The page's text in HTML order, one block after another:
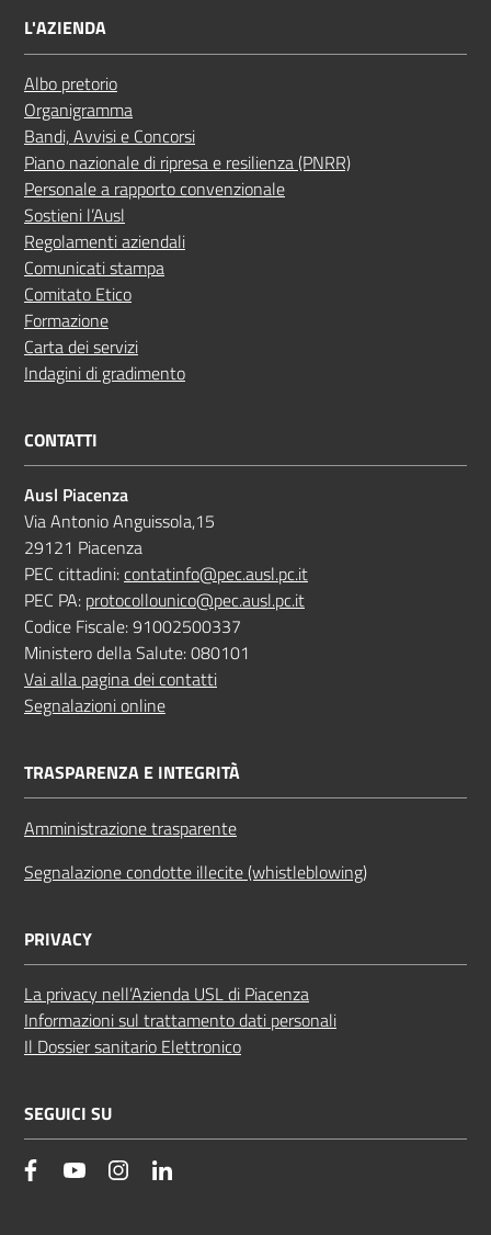
L'AZIENDA
Albo pretorio
Organigramma
Bandi, Avvisi e Concorsi
Piano nazionale di ripresa e resilienza (PNRR)
Personale a rapporto convenzionale
Sostieni l’Ausl
Regolamenti aziendali
Comunicati stampa
Comitato Etico
Formazione
Carta dei servizi
Indagini di gradimento
CONTATTI
Ausl Piacenza
Via Antonio Anguissola,15
29121 Piacenza
PEC cittadini:contatinfo@pec.ausl.pc.it
PEC PA: protocollounico@pec.ausl.pc.it
Codice Fiscale: 91002500337
Ministero della Salute: 080101
Vai alla pagina dei contatti
Segnalazioni online
TRASPARENZA E INTEGRITÀ
Amministrazione trasparente
Segnalazione condotte illecite (whistleblowing)
PRIVACY
La privacy nell’Azienda USL di Piacenza
Informazioni sul trattamento dati personali
Il Dossier sanitario Elettronico
SEGUICI SU
facebookYouTube Instagram